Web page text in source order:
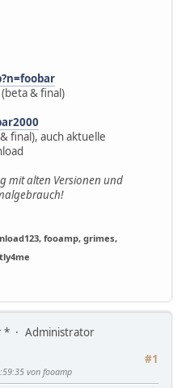
& final)
final), auch aktuelle
mit alten Versionen und
fooamp, grimes,
*
Administrator
#1
von fooamp